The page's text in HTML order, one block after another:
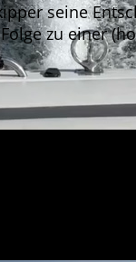
seine
zu einer